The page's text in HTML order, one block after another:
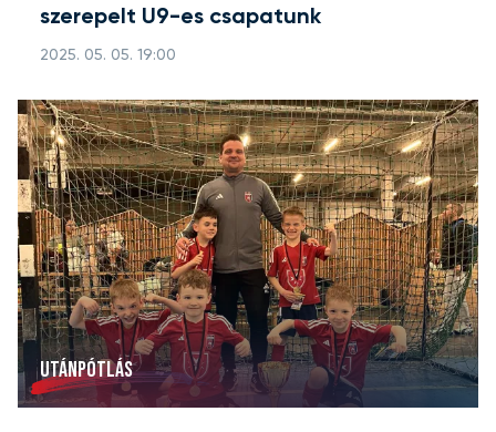
szerepelt U9-es csapatunk
2025. 05. 05. 19:00
UTÁNPÓTLÁS